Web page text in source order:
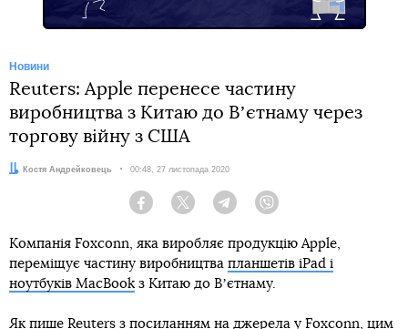
Новини
Reuters: Apple перенесе частину
виробництва з Китаю до Вʼєтнаму через
торгову війну з США
Автор:Костя Андрейковець Дата:
00:48, 27 листопада 2020
Facebook Twitter Telegram
Компанія Foxconn, яка виробляє продукцію Apple,
переміщує частину виробництва планшетів iPad і
ноутбуків MacBook з Китаю до Вʼєтнаму.
Як пише Reuters з посиланням на джерела у Foxconn, цим